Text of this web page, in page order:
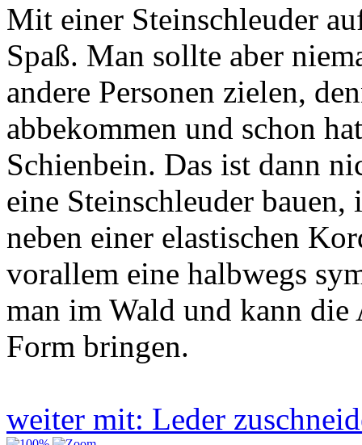
Mit einer Steinschleuder
Spaß. Man sollte aber
andere Personen zielen,
abbekommen und schon
Schienbein. Das ist dann
eine Steinschleuder
neben einer elastischen
vorallem eine halbwegs
man im Wald und kann die
Form bringen.
weiter mit: Leder